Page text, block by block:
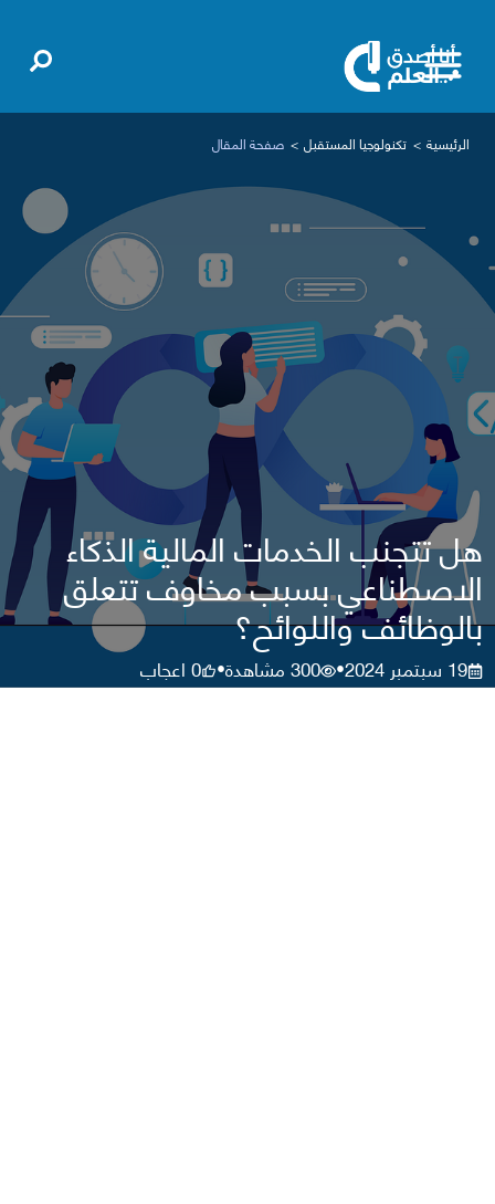
الرئيسية تكنولوجيا المستقبل صفحة المقال
هل تتجنب الخدمات المالية الذكاء
الاصطناعي بسبب مخاوف تتعلق
بالوظائف واللوائح؟
19 سبتمبر 2024 •
300مشاهدة•
0اعجاب